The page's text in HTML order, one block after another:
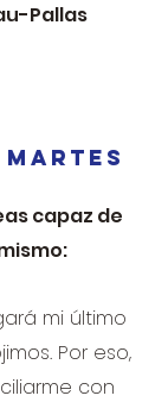
Pallas
capaz de
mi último
Por eso,
con